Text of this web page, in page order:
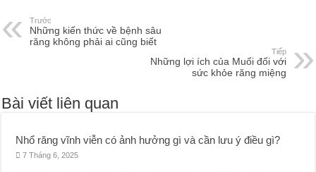
Trước
Những kiến thức về bệnh sâu
răng không phải ai cũng biết
Tiếp
Những lợi ích của Muối đối với
sức khỏe răng miệng
Bài viết liên quan
Nhổ răng vĩnh viễn có ảnh hưởng gì và cần lưu ý điều gì?
7 Tháng 6, 2025